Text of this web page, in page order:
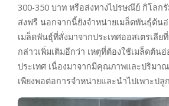
300-350 บาท หรือส่งทางไปรษณีย์ กิโลก
ส่งฟรี นอกจากนี้ยังจำหน่ายเมล็ดพันธุ์ต้น
เมล็ดพันธุ์ที่สั่งมาจากประเทศออสเตรเลี
กล่าวเพิ่มเติมอีกว่า เหตุที่ต้องใช้เมล็ดต้น
ประเทศ เนื่องมาจากมีคุณภาพและปริมา
เพียงพอต่อการจำหน่ายและนำไปเพาะปลูก